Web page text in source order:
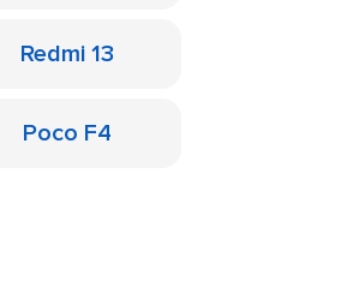
Redmi 13
Poco F4